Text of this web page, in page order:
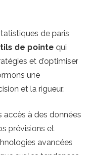
de paris
de pointe qui
et d’optimiser
une
et la rigueur.
accès à des données
prévisions et
avancées